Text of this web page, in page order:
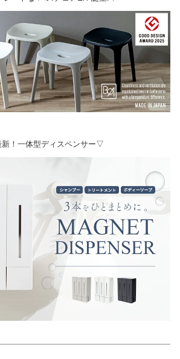
！一体型ディスペンサー▽